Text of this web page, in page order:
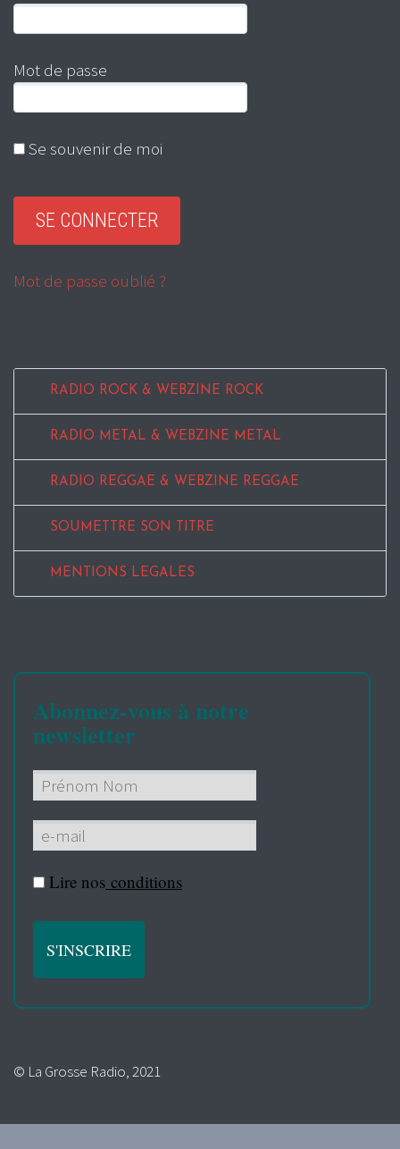
Mot de passe
Se souvenir de moi
Mot de passe oublié ?
RADIO ROCK & WEBZINE ROCK
RADIO METAL & WEBZINE METAL
RADIO REGGAE & WEBZINE REGGAE
SOUMETTRE SON TITRE
MENTIONS LEGALES
Abonnez-vous à notre
newsletter
Lire nos conditions
© La Grosse Radio, 2021